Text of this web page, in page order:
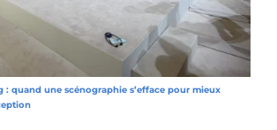
: quand une scénographie s’efface pour mieux